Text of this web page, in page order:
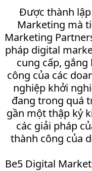
Được thành
Marketing mà
Marketing
pháp digital
cung cấp,
công của các
nghiệp khởi
đang trong quá
gần một thập kỷ
các giải pháp
thành công của
Be5 Digital